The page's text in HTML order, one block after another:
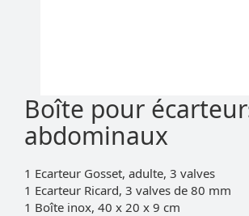
Boîte pour
abdominaux
1 Ecarteur Gosset, adulte, 3 valves
1 Ecarteur Ricard, 3 valves de 80 mm
1 Boîte inox, 40 x 20 x 9 cm